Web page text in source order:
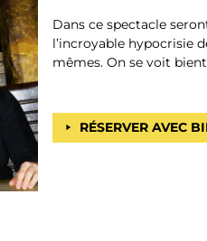
Dans ce spectacle
l’incroyable hypocrisie
mêmes. On se voit
RÉSERVER AVEC